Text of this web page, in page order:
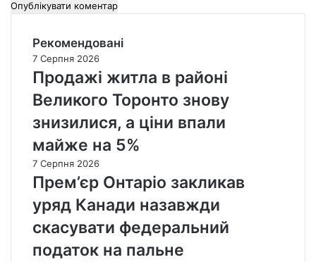
Рекомендовані
7 Серпня 2026
Продажі житла в районі
Великого Торонто знову
знизилися, а ціни впали
майже на 5%
7 Серпня 2026
Прем’єр Онтаріо закликав
уряд Канади назавжди
скасувати федеральний
податок на пальне